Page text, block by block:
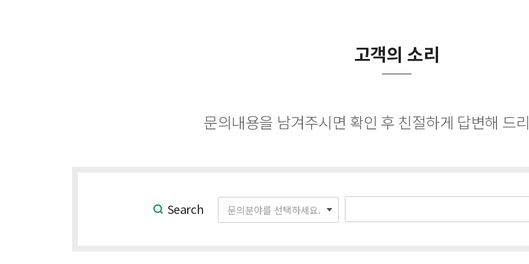
고객의 소리
문의내용을 남겨주시면 확인 후 친절하게 답변해 드
Search